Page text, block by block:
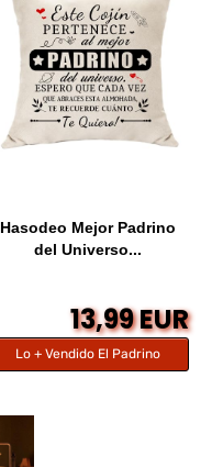
Hasodeo Mejor Padrino
del Universo...
13,99 EUR
Lo + Vendido El Padrino